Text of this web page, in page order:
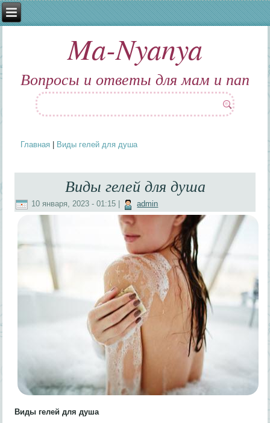
Ma-Nyanya
Вопросы и ответы для мам и пап
Вы здесь
Главная| Виды гелей для душа
Виды гелей для душа
10 января, 2023 - 01:15 admin
Виды гелей для душа